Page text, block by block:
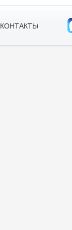
КОНТАКТЫ